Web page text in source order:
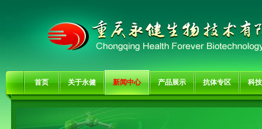
首页 关于永健 新闻中心 产品展示 抗体专区 科